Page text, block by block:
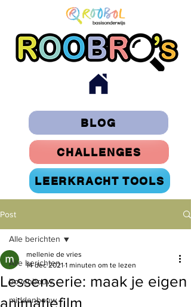
LEERKRACHT TOOLS
CHALLENGES
BLOG
Post
Alle berichten
bovenbouw
middenbouw
Alle berichten
Lessenserie: maak je eigen
animatiefilm
mellenie de vries
14 dec 2021 1 minuten om te lezen